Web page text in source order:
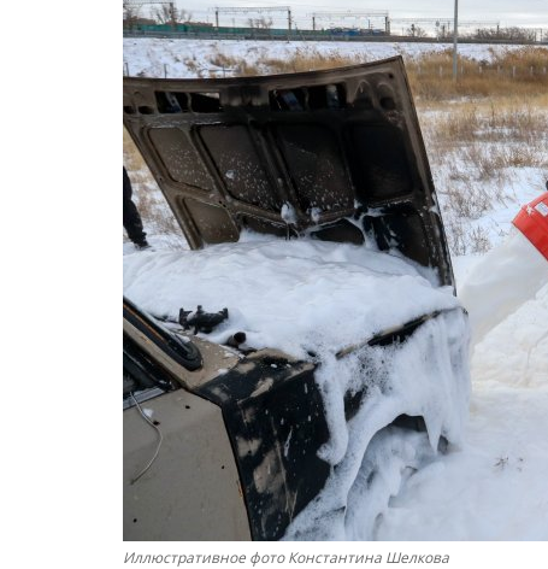
Иллюстративное фото Константина Шелкова